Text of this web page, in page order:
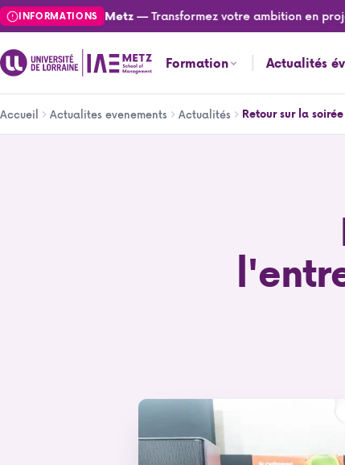
Aller
au
contenu
principal
INFORMATIONS
de l'IAE Metz — Transformez votre ambition en projet :
Formation Actualités
d'Ariane
Accueil Actualites evenements Actualités Retour sur la